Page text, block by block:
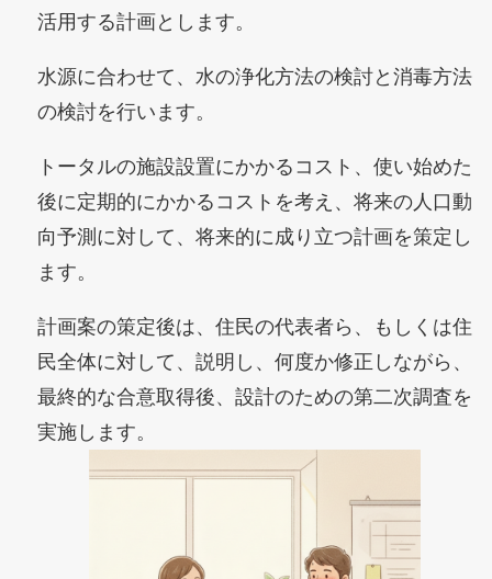
活用する計画とします。
水源に合わせて、水の浄化方法の検討と消毒方法
の検討を行います。
トータルの施設設置にかかるコスト、使い始めた
後に定期的にかかるコストを考え、将来の人口動
向予測に対して、将来的に成り立つ計画を策定し
ます。
計画案の策定後は、住民の代表者ら、もしくは住
民全体に対して、説明し、何度か修正しながら、
最終的な合意取得後、設計のための第二次調査を
実施します。